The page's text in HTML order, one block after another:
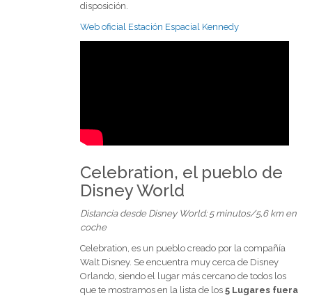
disposición.
Web oficial Estación Espacial Kennedy
Celebration, el pueblo de
Disney World
Distancia desde Disney World: 5 minutos/5,6 km en
coche
Celebration, es un pueblo creado por la compañía
Walt Disney. Se encuentra muy cerca de Disney
Orlando, siendo el lugar más cercano de todos los
que te mostramos en la lista de los 5 Lugares fuera